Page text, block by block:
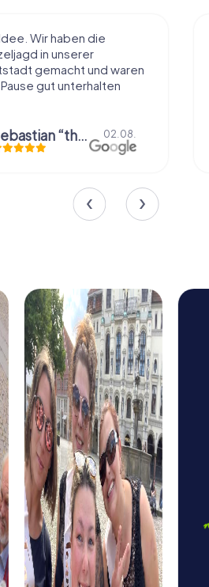
Wir haben die
in unserer
gemacht und waren
gut unterhalten
Sebastian “the sleeping Boxer Dog” Röhner 02.08.